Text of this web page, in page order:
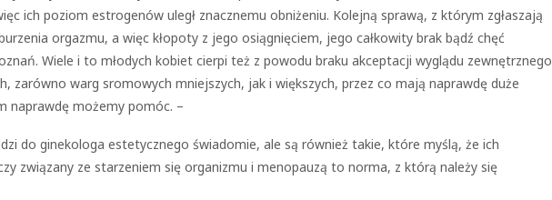
ich poziom estrogenów uległ znacznemu obniżeniu. Kolejną sprawą, z którym zgłaszają
orgazmu, a więc kłopoty z jego osiągnięciem, jego całkowity brak bądź chęć
Wiele i to młodych kobiet cierpi też z powodu braku akceptacji wyglądu zewnętrznego
zarówno warg sromowych mniejszych, jak i większych, przez co mają naprawdę duże
naprawdę możemy pomóc. –
do ginekologa estetycznego świadomie, ale są również takie, które myślą, że ich
związany ze starzeniem się organizmu i menopauzą to norma, z którą należy się